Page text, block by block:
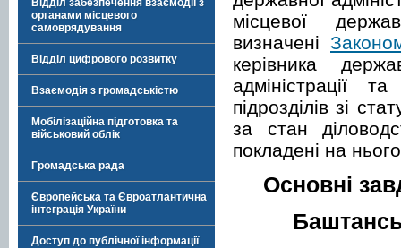
Відділ забезпечення взаємодії з
органами місцевого
самоврядування
Відділ цифрового розвитку
Взаємодія з громадськістю
Мобілізаційна підготовка та
військовий облік
Громадська рада
Європейська та Євроатлантична
інтеграція України
Доступ до публічної інформації
місцевої
визначені
керівника
адміністрації
підрозділів зі
за стан
покладені на
Основні